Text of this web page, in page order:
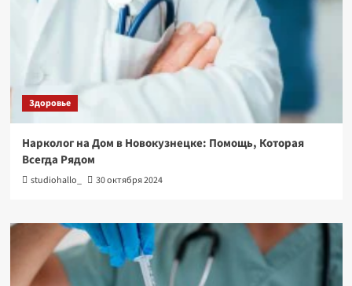
Здоровье
Нарколог на Дом в Новокузнецке: Помощь, Которая
Всегда Рядом
studiohallo_ 30 октября 2024